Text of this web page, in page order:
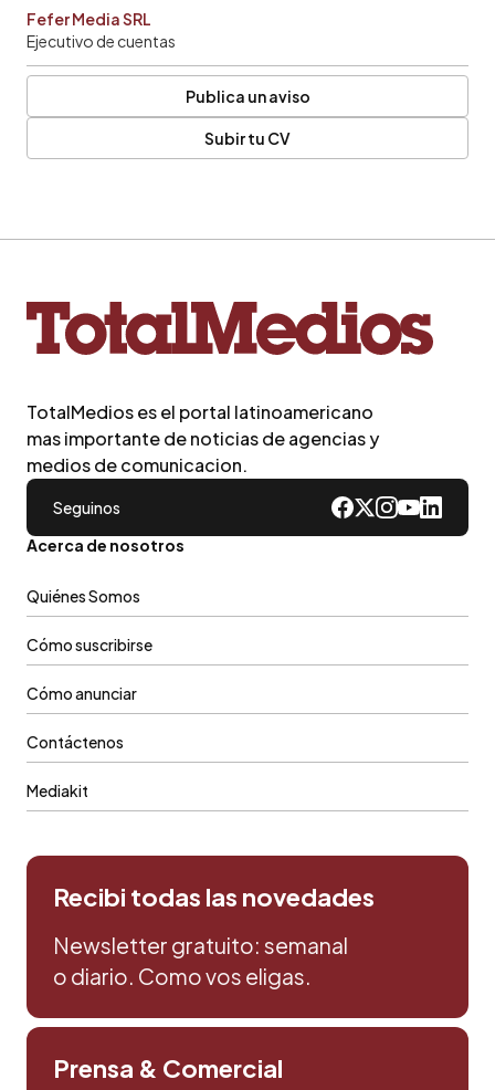
Fefer Media SRL
Ejecutivo de cuentas
Publica un aviso
Subir tu CV
TotalMedios es el portal latinoamericano
mas importante de noticias de agencias y
medios de comunicacion.
Seguinos
Acerca de nosotros
Quiénes Somos
Cómo suscribirse
Cómo anunciar
Contáctenos
Mediakit
Recibi todas las novedades
Newsletter gratuito: semanal
o diario. Como vos eligas.
Prensa & Comercial